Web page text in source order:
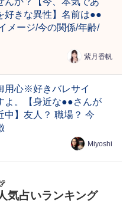
好きな異性】名前は●●
メージ/今の関係/年齢/
紫月香帆
用心※好きバレサイ
よ。【身近な●●さんが
中】友人？ 職場？ 今
Miyoshi
気占いランキング